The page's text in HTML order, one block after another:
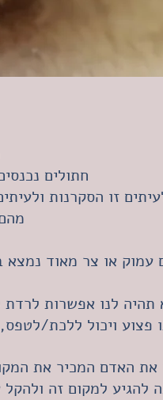
חתולים
זו הסקרנות
או צר מאוד נמצא
לנו אפשרות לרדת
פצוע ויכול ללכת/
האדם המכיר את
להגיע למקום זה ולהקל